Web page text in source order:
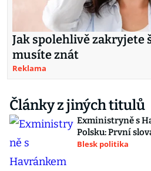
Jak spolehlivě zakryjete
musíte znát
Reklama
Články z jiných titulů
Exministryně s
Polsku: První
Blesk politika